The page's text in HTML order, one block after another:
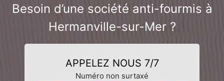
Besoin d’une société anti-fourmis à
Hermanville-sur-Mer ?
APPELEZ NOUS 7/7
Numéro non surtaxé